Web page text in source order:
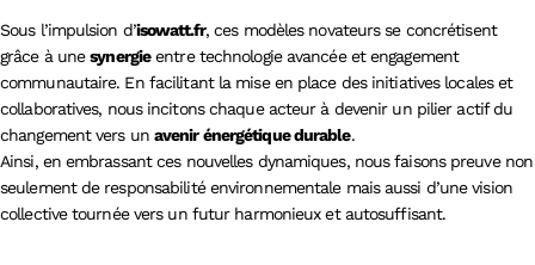
Sous l’impulsion d’isowatt.fr, ces modèles novateurs se concrétisent
grâce à unesynergieentre technologie avancée et engagement
communautaire. En facilitant la mise en place des initiatives locales et
collaboratives, nous incitons chaque acteur à devenir un pilier actif du
changement vers un avenir énergétique durable.
Ainsi, en embrassant ces nouvelles dynamiques, nous faisons preuve non
seulement de responsabilité environnementale mais aussi d’une vision
collective tournée vers un futur harmonieux et autosuffisant.